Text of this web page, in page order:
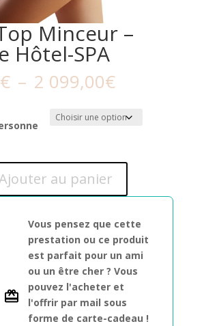
Minceur –
Hôtel-SPA
€ – 2 099,00€Plage
de
prix :
1
à
099,00€
au panier
Vous pensez que cette
prestation ou ce produit
est parfait pour un ami
ou un être cher ? Vous
pouvez l'acheter et
l'offrir par mail sous
forme de carte-cadeau !